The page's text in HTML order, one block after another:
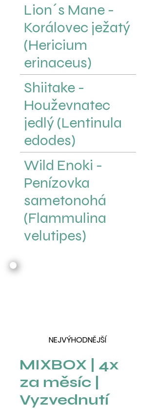
Lion´s Mane -
Korálovec ježatý
(Hericium
erinaceus)
Shiitake -
Houževnatec
jedlý (Lentinula
edodes)
Wild Enoki -
Penízovka
sametonohá
(Flammulina
velutipes)
NEJVÝHODNĚJŠÍ
MIXBOX | 4x
za měsíc |
Vyzvednutí